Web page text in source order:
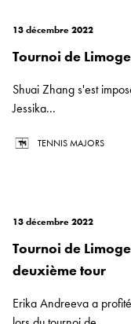
13 décembre 2022
Tournoi de
Shuai Zhang s'est
Jessika...
TENNIS MAJORS
13 décembre 2022
Tournoi de
deuxième tour
Erika Andreeva a